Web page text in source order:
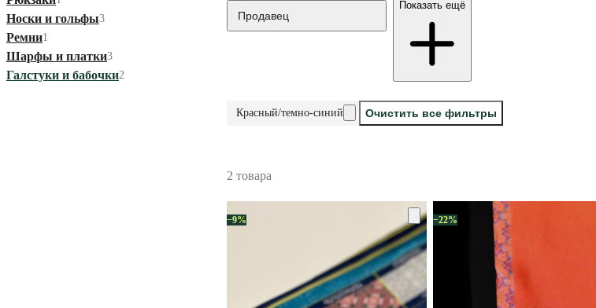
Носки и гольфы3
Ремни1
Шарфы и платки3
Галстуки и бабочки2
Продавец
Показать ещё
Красный/темно-синий Очистить все фильтры
2 товара
−9% −22%